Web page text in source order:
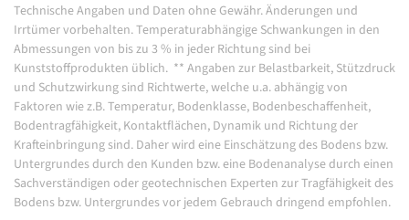
Technische Angaben und Daten ohne Gewähr. Änderungen und
Irrtümer vorbehalten.Temperaturabhängige Schwankungen in den
Abmessungen von bis zu 3 % in jeder Richtung sind bei
Kunststoffprodukten üblich. ** Angaben zur Belastbarkeit, Stützdruck
und Schutzwirkung sind Richtwerte, welche u.a. abhängig von
Faktoren wie z.B. Temperatur, Bodenklasse, Bodenbeschaffenheit,
Bodentragfähigkeit, Kontaktflächen, Dynamik und Richtung der
Krafteinbringung sind. Daher wird eine Einschätzung des Bodens bzw.
Untergrundes durch den Kunden bzw. eine Bodenanalyse durch einen
Sachverständigen oder geotechnischen Experten zur Tragfähigkeit des
Bodens bzw. Untergrundes vor jedem Gebrauch dringend empfohlen.